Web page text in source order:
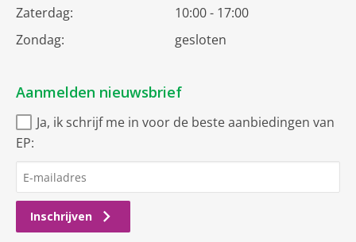
Zaterdag:
10:00 - 17:00
Zondag:
gesloten
Aanmelden nieuwsbrief
Ja, ik schrijf me in voor de beste aanbiedingen van
EP:
Inschrijven